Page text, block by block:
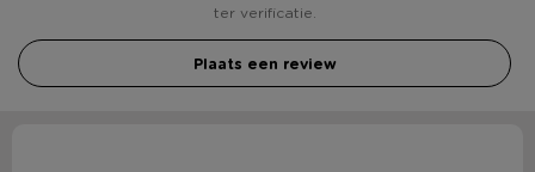
ter verificatie.
Plaats een review